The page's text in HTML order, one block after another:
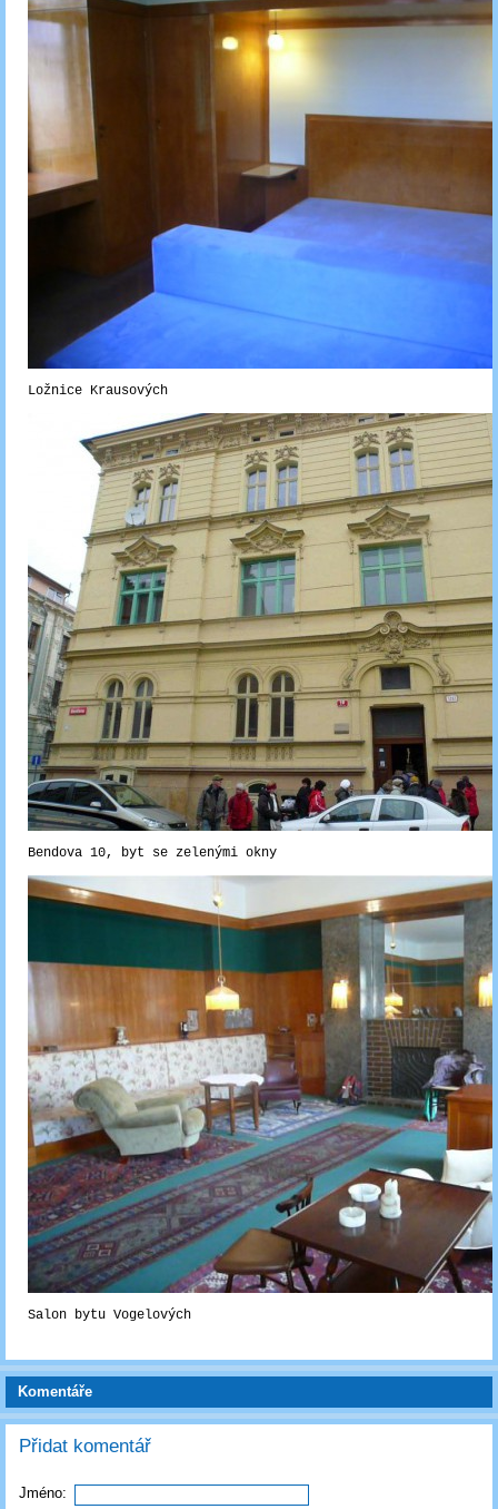
Ložnice Krausových
Bendova 10, byt se zelenými okny
Salon bytu Vogelových
Komentáře
Přidat komentář
Jméno: